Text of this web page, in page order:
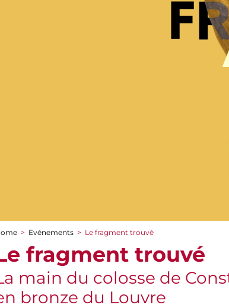
are here
> Evénements > Le fragment trouvé
fragment trouvé
main du colosse de
bronze du Louvre